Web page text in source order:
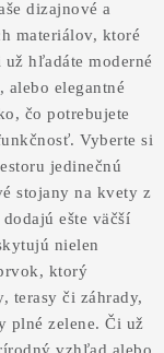
55°
dizajnové a
materiálov, ktoré
hľadáte moderné
alebo elegantné
čo potrebujete
Vyberte si
jedinečnú
stojany na kvety z
ešte väčší
nielen
ktorý
terasy či záhrady,
plné zelene. Či už